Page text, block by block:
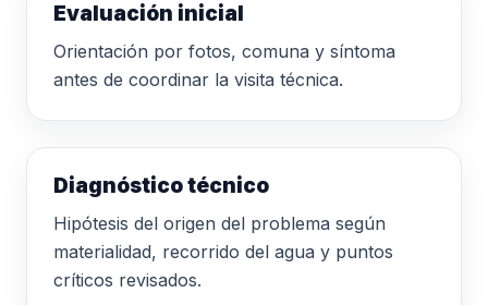
Evaluación inicial
Orientación por fotos, comuna y síntoma
antes de coordinar la visita técnica.
Diagnóstico técnico
Hipótesis del origen del problema según
materialidad, recorrido del agua y puntos
críticos revisados.